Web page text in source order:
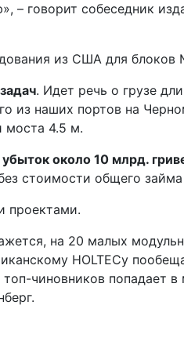
– говорит собеседник
из США для
. Идет речь о грузе
из наших портов на
моста 4.5 м.
около 10 млрд.
стоимости общего
проектами.
на 20 малых
HOLTECу
чиновников попадает